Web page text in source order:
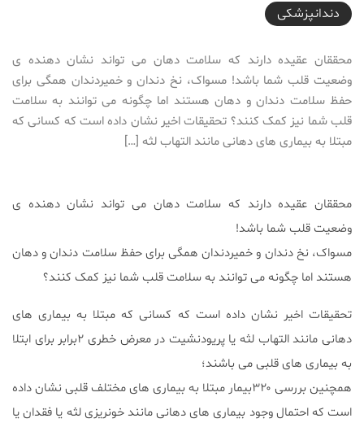
2016-07-18T19:33:18+04:30
دندانپزشکی
محققان عقیده دارند که سلامت دهان می تواند نشان دهنده ی
وضعیت قلب شما باشد! مسواک، نخ دندان و خمیردندان همگی برای
حفظ سلامت دندان و دهان هستند اما چگونه می توانند به سلامت
قلب شما نیز کمک کنند؟ تحقیقات اخیر نشان داده است که کسانی که
مبتلا به بیماری های دهانی مانند التهاب لثه […]
محققان عقیده دارند که سلامت دهان می تواند نشان دهنده ی
وضعیت قلب شما باشد!
مسواک، نخ دندان و خمیردندان همگی برای حفظ سلامت دندان و دهان
هستند اما چگونه می توانند به سلامت قلب شما نیز کمک کنند؟
تحقیقات اخیر نشان داده است که کسانی که مبتلا به بیماری های
دهانی مانند التهاب لثه یا پریودنشیت در معرض خطری ۲برابر برای ابتلا
به بیماری های قلبی می باشند؛
همچنین بررسی ۳۲۰بیمار مبتلا به بیماری های مختلف قلبی نشان داده
است که احتمال وجود بیماری های دهانی مانند خونریزی لثه یا فقدان یا